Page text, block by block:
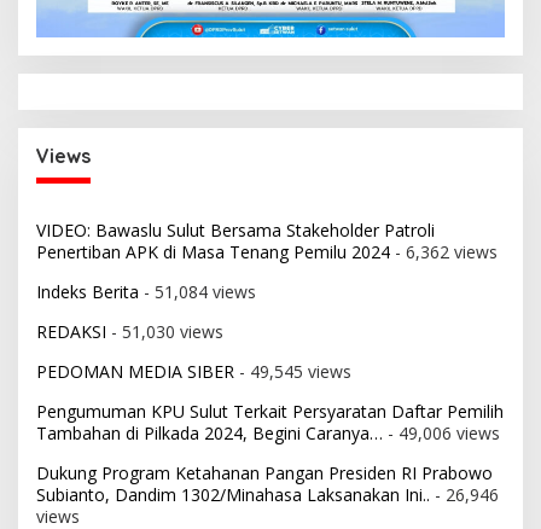
Views
VIDEO: Bawaslu Sulut Bersama Stakeholder Patroli
Penertiban APK di Masa Tenang Pemilu 2024 - 6,362 views
Indeks Berita - 51,084 views
REDAKSI - 51,030 views
PEDOMAN MEDIA SIBER - 49,545 views
Pengumuman KPU Sulut Terkait Persyaratan Daftar Pemilih
Tambahan di Pilkada 2024, Begini Caranya… - 49,006 views
Dukung Program Ketahanan Pangan Presiden RI Prabowo
Subianto, Dandim 1302/Minahasa Laksanakan Ini.. - 26,946
views